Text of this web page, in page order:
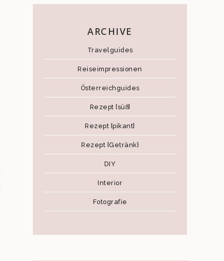
ARCHIVE
Travelguides
Reiseimpressionen
Österreichguides
Rezept {süß}
Rezept {pikant}
Rezept {Getränk}
DIY
Interior
Fotografie